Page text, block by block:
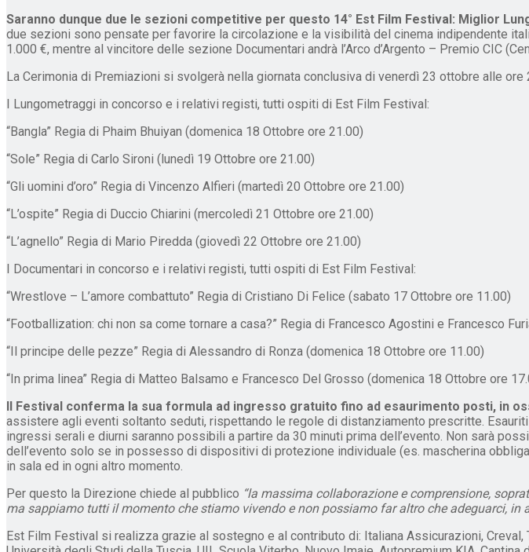
Saranno dunque due le sezioni competitive per questo 14° Est Film Festival: Miglior
due sezioni sono pensate per favorire la circolazione e la visibilità del cinema indipendente
1.000 €, mentre al vincitore delle sezione Documentari andrà l’Arco d’Argento – Premio CIC
La Cerimonia di Premiazioni si svolgerà nella giornata conclusiva di venerdì 23 ottobre alle
I Lungometraggi in concorso e i relativi registi, tutti ospiti di Est Film Festival:
“Bangla” Regia di Phaim Bhuiyan (domenica 18 Ottobre ore 21.00)
“Sole” Regia di Carlo Sironi (lunedì 19 Ottobre ore 21.00)
“Gli uomini d’oro” Regia di Vincenzo Alfieri (martedì 20 Ottobre ore 21.00)
“L’ospite” Regia di Duccio Chiarini (mercoledì 21 Ottobre ore 21.00)
“L’agnello” Regia di Mario Piredda (giovedì 22 Ottobre ore 21.00)
I Documentari in concorso e i relativi registi, tutti ospiti di Est Film Festival:
“Wrestlove – L’amore combattuto” Regia di Cristiano Di Felice (sabato 17 Ottobre ore 11.00)
“Footballization: chi non sa come tornare a casa?” Regia di Francesco Agostini e Francesco
“Il principe delle pezze” Regia di Alessandro di Ronza (domenica 18 Ottobre ore 11.00)
“In prima linea” Regia di Matteo Balsamo e Francesco Del Grosso (domenica 18 Ottobre ore
Il Festival conferma la sua formula ad ingresso gratuito fino ad esaurimento posti, in
assistere agli eventi soltanto seduti, rispettando le regole di distanziamento prescritte.
ingressi serali e diurni saranno possibili a partire da 30 minuti prima dell’evento. Non sarà
dell’evento solo se in possesso di dispositivi di protezione individuale (es. mascherina
in sala ed in ogni altro momento.
Per questo la Direzione chiede al pubblico “la massima collaborazione e comprensione,
ma sappiamo tutti il momento che stiamo vivendo e non possiamo far altro che adeguarci, in
Est Film Festival si realizza grazie al sostegno e al contributo di: Italiana Assicurazioni,